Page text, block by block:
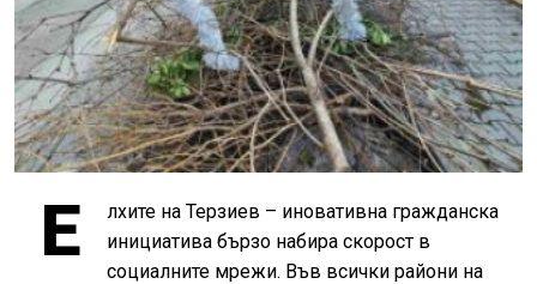
Е
лхите на Терзиев – иновативна гражданска
инициатива бързо набира скорост в
социалните мрежи. Във всички райони на